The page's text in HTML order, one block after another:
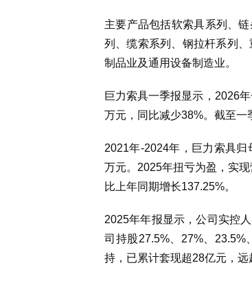
主要产品包括软索具系列、
列、缆索系列、钢拉杆系列
制品业及通用设备制造业。
巨力索具一季报显示，2026
万元，同比减少38%。截至一
2021年-2024年，巨力索具
万元。2025年扭亏为盈，实
比上年同期增长137.25%。
2025年年报显示，公司实控
司持股27.5%、27%、
持，已累计套现超28亿元，远